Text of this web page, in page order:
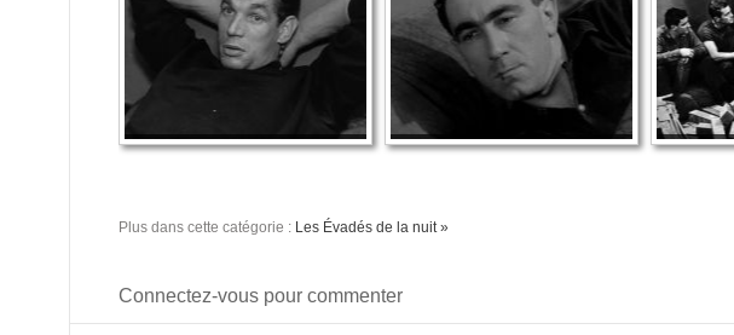
Plus dans cette catégorie : Les Évadés de la nuit »
Connectez-vous pour commenter